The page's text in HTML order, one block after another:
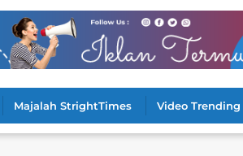
Majalah StrightTimes Video Trending